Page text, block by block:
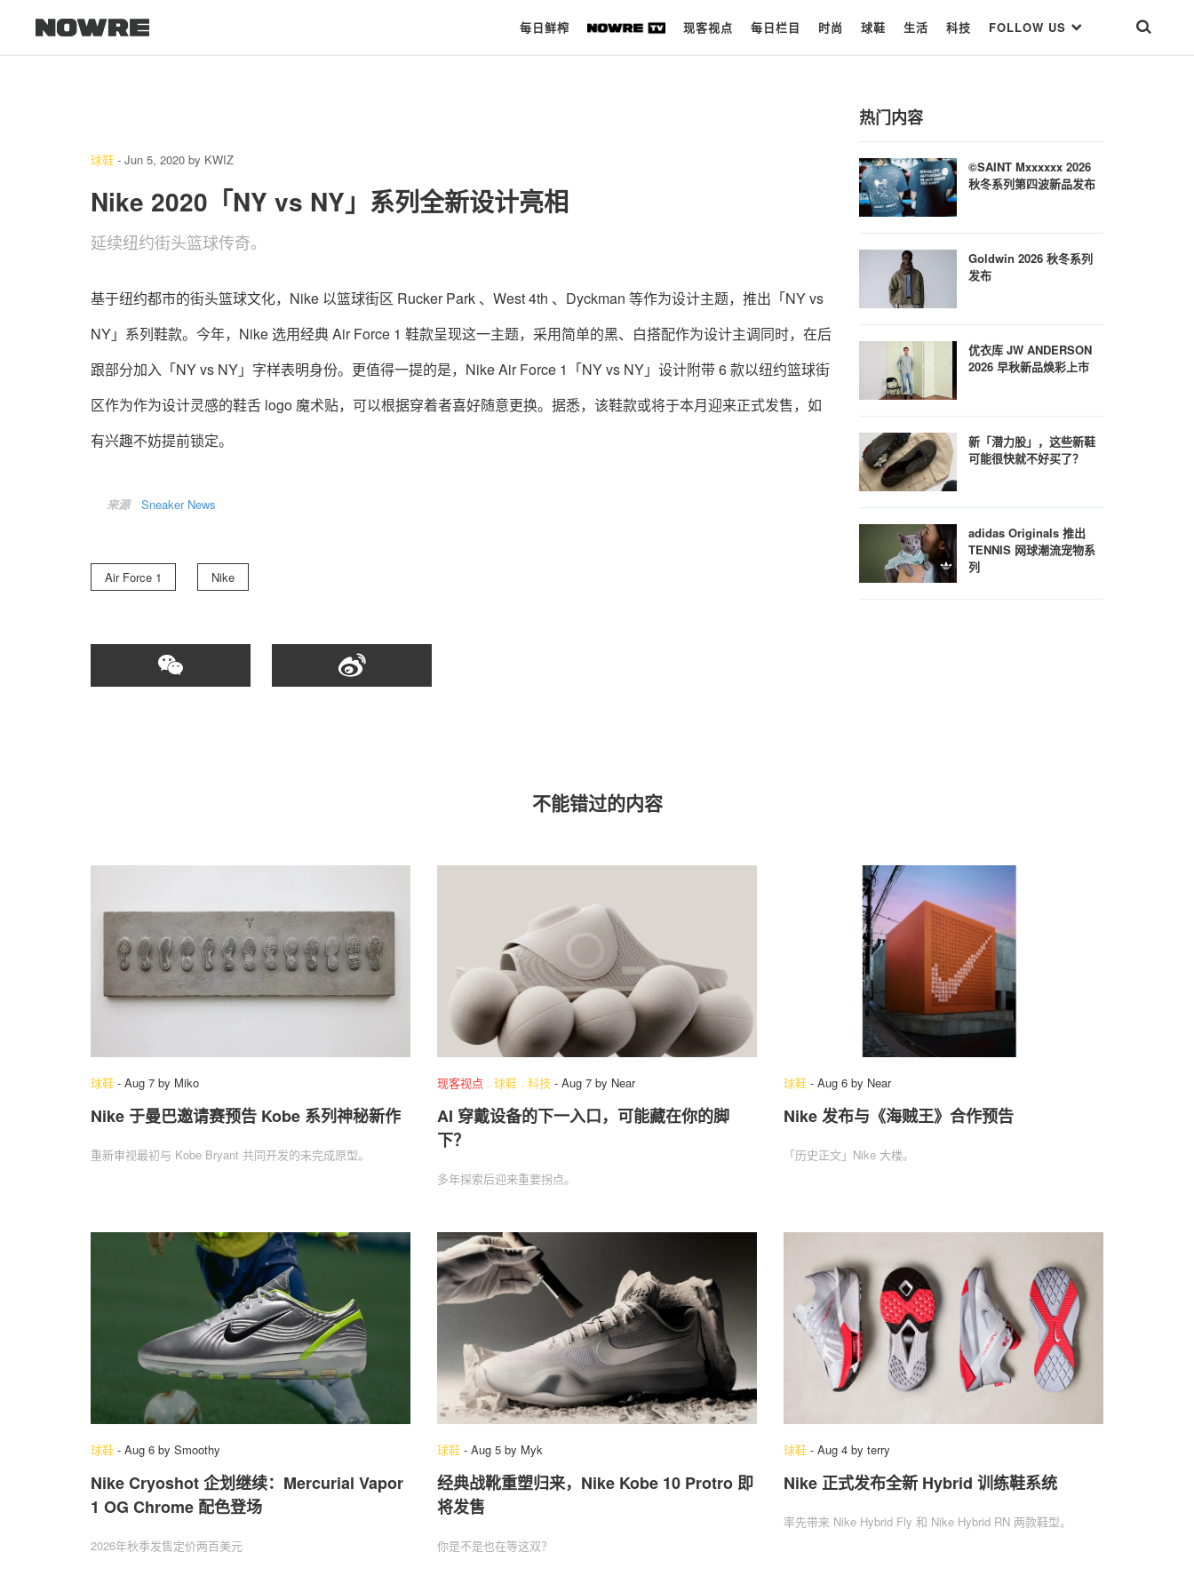
每日鲜榨 现客视点 每日栏目 时尚 球鞋 生活 科技 FOLLOW US
科 技
球鞋 - Jun 5, 2020 by KWIZ
Nike 2020「NY vs NY」系列全新设计亮相
延续纽约街头篮球传奇。
基于纽约都市的街头篮球文化，Nike 以篮球街区 Rucker Park 、West 4th 、Dyckman 等作为设计主题，推出「NY vs
NY」系列鞋款。今年，Nike 选用经典 Air Force 1 鞋款呈现这一主题，采用简单的黑、白搭配作为设计主调同时，在后
跟部分加入「NY vs NY」字样表明身份。更值得一提的是，Nike Air Force 1「NY vs NY」设计附带 6 款以纽约篮球街
区作为作为设计灵感的鞋舌 logo 魔术贴，可以根据穿着者喜好随意更换。据悉，该鞋款或将于本月迎来正式发售，如
有兴趣不妨提前锁定。
来源 Sneaker News
Air Force 1 Nike
热门内容
©SAINT Mxxxxxx 2026
秋冬系列第四波新品发布
Goldwin 2026 秋冬系列
发布
优衣库 JW ANDERSON
2026 早秋新品焕彩上市
新「潜力股」，这些新鞋
可能很快就不好买了？
adidas Originals 推出
TENNIS 网球潮流宠物系
列
不能错过的内容
球鞋 - Aug 7 by Miko
Nike 于曼巴邀请赛预告 Kobe 系列神秘新作
重新审视最初与 Kobe Bryant 共同开发的未完成原型。
现客视点 . 球鞋 . 科技 - Aug 7 by Near
AI 穿戴设备的下一入口，可能藏在你的脚
下？
多年探索后迎来重要拐点。
球鞋 - Aug 6 by Near
Nike 发布与《海贼王》合作预告
「历史正文」Nike 大楼。
球鞋 - Aug 6 by Smoothy
Nike Cryoshot 企划继续：Mercurial Vapor
1 OG Chrome 配色登场
2026年秋季发售定价两百美元
球鞋 - Aug 5 by Myk
经典战靴重塑归来，Nike Kobe 10 Protro 即
将发售
你是不是也在等这双？
球鞋 - Aug 4 by terry
Nike 正式发布全新 Hybrid 训练鞋系统
率先带来 Nike Hybrid Fly 和 Nike Hybrid RN 两款鞋型。